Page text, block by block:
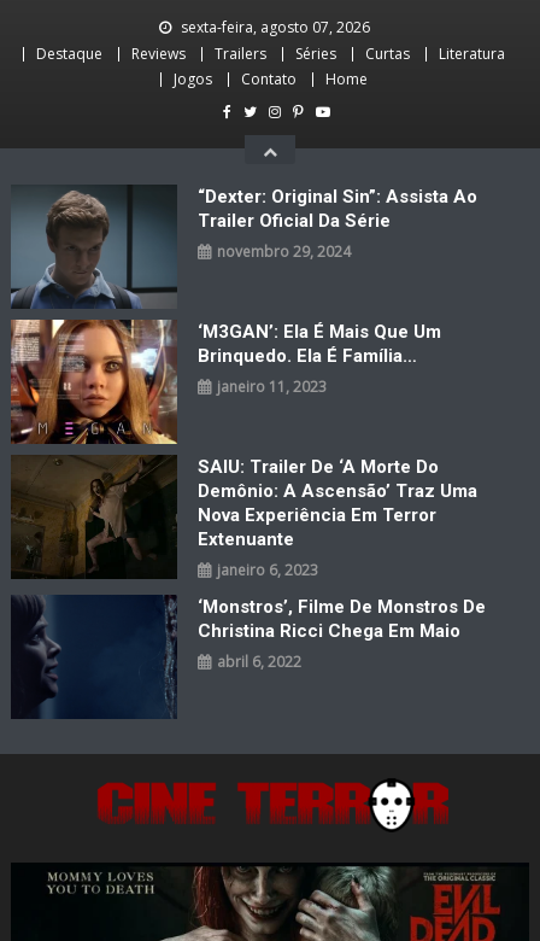
sexta-feira, agosto 07, 2026
Destaque
Reviews Trailers Séries Curtas
Literatura
Jogos
Contato Home
“Dexter: Original Sin”: Assista Ao
Trailer Oficial Da Série
novembro 29, 2024
‘M3GAN’: Ela É Mais Que Um
Brinquedo. Ela É Família…
janeiro 11, 2023
SAIU: Trailer De ‘A Morte Do
Demônio: A Ascensão’ Traz Uma
Nova Experiência Em Terror
Extenuante
janeiro 6, 2023
‘Monstros’, Filme De Monstros De
Christina Ricci Chega Em Maio
abril 6, 2022
Cine Terror